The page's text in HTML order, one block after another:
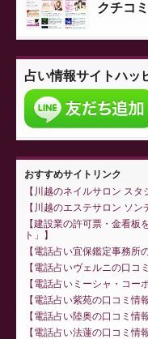
クチコ
占い情報サイトハッ
おすすめサイトリンク
川越のネイルサロン スタ
川越のエステサロン ソン
建設業の許可票・金看板
ト」
電話占い宜保鑑定事務所
電話占いヴェルニの口コ
電話占いミーシャ・コー
電話占い紫苑の口コミ情
電話占い陸奥の口コミ情
電話占い法蓮の口コミ情